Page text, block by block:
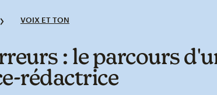
VOIX ET TON
: le parcours